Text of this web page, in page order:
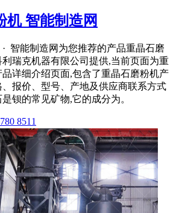
机 智能制造网
· 智能制造网为您推荐的产品重晶石磨
瑞克机器有限公司提供,当前页面为重
详细介绍页面,包含了重晶石磨粉机产
报价、型号、产地及供应商联系方式
钡的常见矿物,它的成分为。
8511